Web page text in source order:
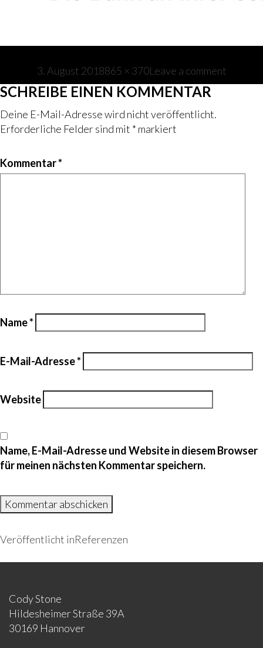
Veröffentlicht
am
3. August 2018Volle
Größe
865 × 370Leave a comment
SCHREIBE EINEN KOMMENTAR
Deine E-Mail-Adresse wird nicht veröffentlicht.
Erforderliche Felder sind mit * markiert
Kommentar*
Name*
E-Mail-Adresse*
Website
Name, E-Mail-Adresse und Website in diesem Browser
für meinen nächsten Kommentar speichern.
BEITRAGSNAVIGATION
Veröffentlicht inReferenzen
Cody Stone
Hildesheimer Straße 39A
30169 Hannover